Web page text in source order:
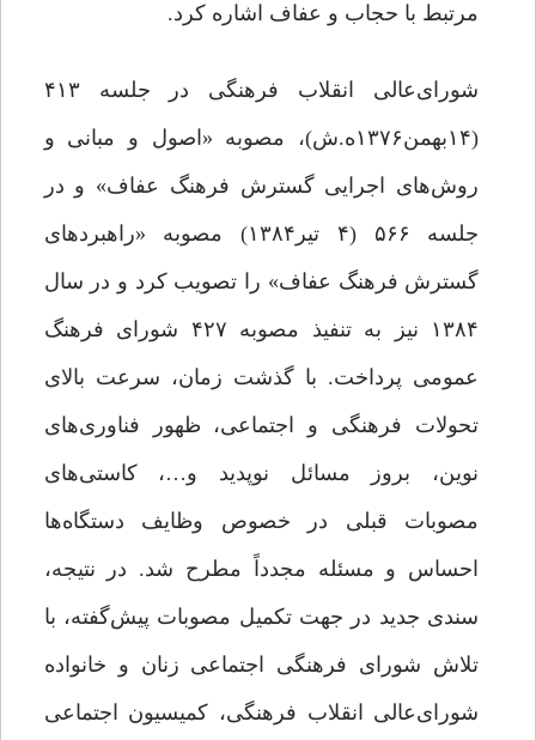
مرتبط با حجاب و عفاف اشاره کرد.
شورای‌عالی انقلاب فرهنگی در جلسه ۴۱۳
(۱۴بهمن۱۳۷۶ه.ش)، مصوبه «اصول و مبانی و
روش‌های اجرایی گسترش فرهنگ عفاف» و در
جلسه ۵۶۶ (۴ تیر۱۳۸۴) مصوبه «راهبردهای
گسترش فرهنگ عفاف» را تصویب کرد و در سال
۱۳۸۴ نیز به تنفیذ مصوبه ۴۲۷ شورای فرهنگ
عمومی پرداخت. با گذشت زمان، سرعت بالای
تحولات فرهنگی و اجتماعی، ظهور فناوری‌های
نوین، بروز مسائل نوپدید و…، کاستی‌های
مصوبات قبلی در خصوص وظایف دستگاه‌ها
احساس و مسئله مجدداً مطرح شد. در نتیجه،
سندی جدید در جهت تکمیل مصوبات پیش‌گفته، با
تلاش شورای فرهنگی اجتماعی زنان و خانواده
شورای‌عالی انقلاب فرهنگی، کمیسیون اجتماعی